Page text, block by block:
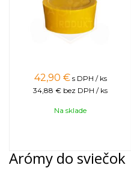
42,90 € s DPH / ks
34,88 € bez DPH / ks
Na sklade
Arómy do sviečok